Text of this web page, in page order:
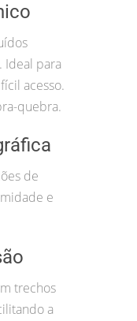
Ideal para
acesso.
quebra.
de
e
trechos
a